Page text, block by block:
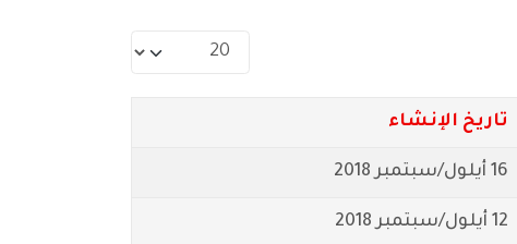
عدد الإظهارات:
تاريخ الإنشاء
16 أيلول/سبتمبر 2018
12 أيلول/سبتمبر 2018